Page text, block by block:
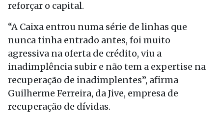
reforçar o capital.
“A Caixa entrou numa série de linhas que
nunca tinha entrado antes, foi muito
agressiva na oferta de crédito, viu a
inadimplência subir e não tem a expertise na
recuperação de inadimplentes”, afirma
Guilherme Ferreira, da Jive, empresa de
recuperação de dívidas.